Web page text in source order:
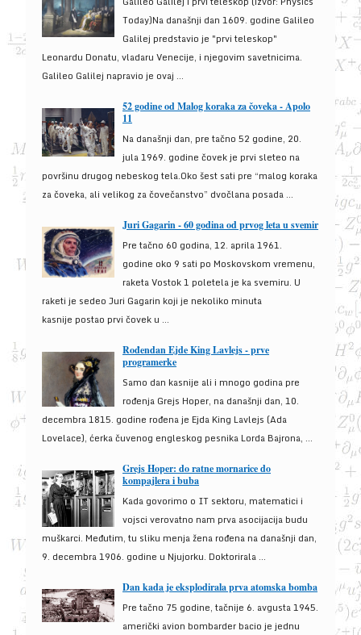
Today)Na današnji dan 1609. godine Galileo
Galilej predstavio je "prvi teleskop"
Leonardu Donatu, vladaru Venecije, i njegovim savetnicima.
Galileo Galilej napravio je ovaj ...
52 godine od Malog koraka za čoveka - Apolo
11
Na današnji dan, pre tačno 52 godine, 20.
jula 1969. godine čovek je prvi sleteo na
površinu drugog nebeskog tela.Oko šest sati pre “malog koraka
za čoveka, ali velikog za čovečanstvo” dvočlana posada ...
Juri Gagarin - 60 godina od prvog leta u svemir
Pre tačno 60 godina, 12. aprila 1961.
godine oko 9 sati po Moskovskom vremenu,
raketa Vostok 1 poletela je ka svemiru. U
raketi je sedeo Juri Gagarin koji je nekoliko minuta
kasnije postao prvi čovek u ...
Rođendan Ejde King Lavlejs - prve
programerke
Samo dan kasnije ali i mnogo godina pre
rođenja Grejs Hoper, na današnji dan, 10.
decembra 1815. godine rođena je Ejda King Lavlejs (Ada
Lovelace), ćerka čuvenog engleskog pesnika Lorda Bajrona, ...
Grejs Hoper: do ratne mornarice do
kompajlera i buba
Kada govorimo o IT sektoru, matematici i
vojsci verovatno nam prva asocijacija budu
muškarci. Međutim, tu sliku menja žena rođena na današnji dan,
9. decembra 1906. godine u Njujorku. Doktorirala ...
Dan kada je eksplodirala prva atomska bomba
Pre tačno 75 godine, tačnije 6. avgusta 1945.
američki avion bombarder bacio je jednu